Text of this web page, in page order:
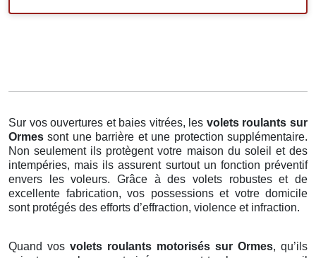
Sur vos ouvertures et baies vitrées, les volets roulants sur
Ormessont une barrière et une protection supplémentaire.
Non seulement ils protègent votre maison du soleil et des
intempéries, mais ils assurent surtout un fonction préventif
envers les voleurs. Grâce à des volets robustes et de
excellente fabrication, vos possessions et votre domicile
sont protégés des efforts d’effraction, violence et infraction.
Quand vos volets roulants motorisés sur Ormes, qu’ils